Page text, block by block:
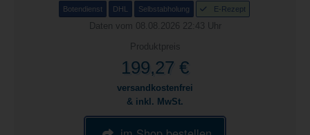
Botendienst DHL Selbstabholung E-Rezept
Daten vom 08.08.2026 22:43 Uhr
Produktpreis
199,27 €
versandkostenfrei
& inkl. MwSt.